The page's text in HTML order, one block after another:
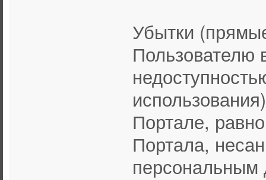
Убытки
Пользователю
Портале,
Портала,
персональным